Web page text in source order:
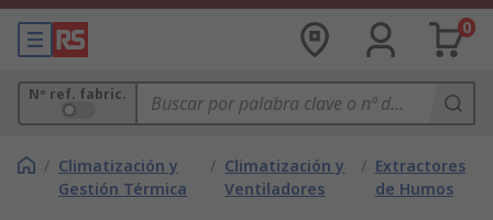
0
Nº ref. fabric.
/ Climatización y
Gestión Térmica
/ Climatización y
Ventiladores
/ Extractores
de Humos